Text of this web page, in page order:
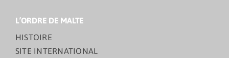
L’ORDRE DE MALTE
HISTOIRE
SITE INTERNATIONAL